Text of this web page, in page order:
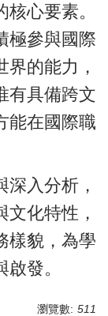
心要素。
極參與國際
的能力，
有具備跨文
能在國際職
入分析，
化特性，
樣貌，為學
發。
瀏覽數: 511